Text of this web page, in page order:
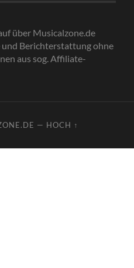
über Musicalzone.de
Berichterstattung ohne
aus sog. Affiliate-
— HOCH ↑